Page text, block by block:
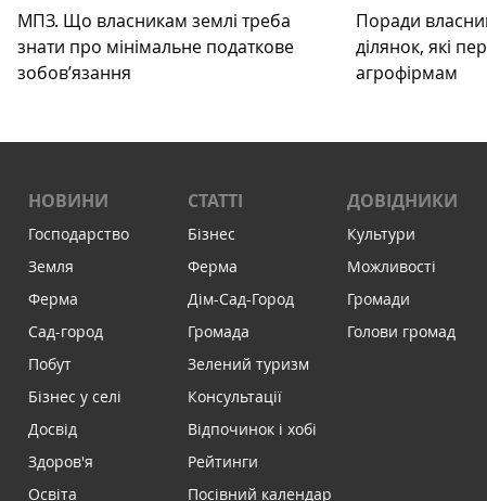
МПЗ. Що власникам землі треба
знати про мінімальне податкове
зобов’язання
Поради
ділянок, які
агрофірмам
НОВИНИ
Господарство
Земля
Ферма
Сад-город
Побут
Бізнес у селі
Досвід
Здоров'я
Освіта
СТАТТІ
Бізнес
Ферма
Дім-Сад-Город
Громада
Зелений туризм
Консультації
Відпочинок і хобі
Рейтинги
Посівний календар
ДОВІДНИКИ
Культури
Можливості
Громади
Голови громад